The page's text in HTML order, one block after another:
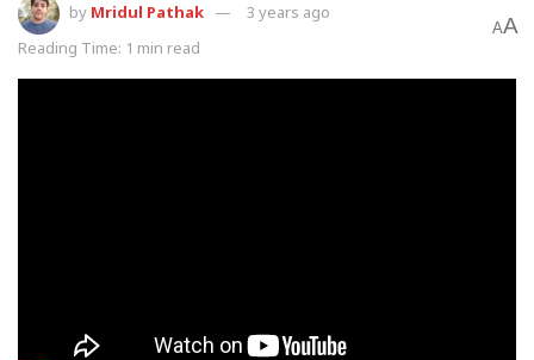
by Mridul Pathak
3 years ago
Reading Time: 1 min read
AA